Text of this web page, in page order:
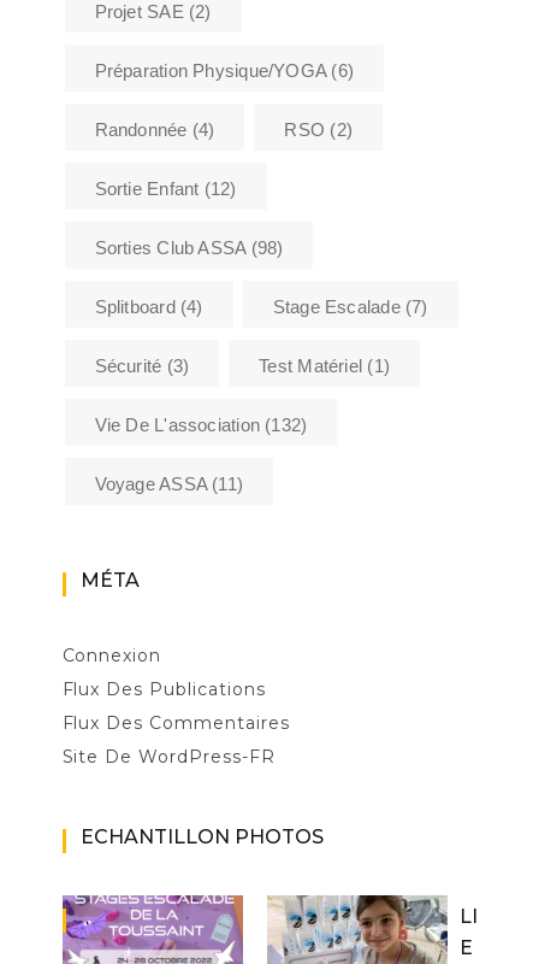
Projet SAE(2)
Préparation Physique/YOGA(6)
Randonnée (4) RSO (2)
Sortie Enfant (12)
Sorties Club ASSA(98)
Splitboard(4) Stage Escalade(7)
Sécurité (3) Test Matériel (1)
Vie De L'association (132)
Voyage ASSA(11)
MÉTA
Connexion
Flux Des Publications
Flux Des Commentaires
Site De WordPress-FR
ECHANTILLON PHOTOS
LI
E